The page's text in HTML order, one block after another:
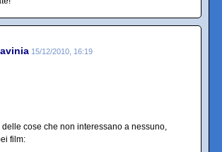
15/12/2010, 16:19
cose che non interessano a nessuno,
film: